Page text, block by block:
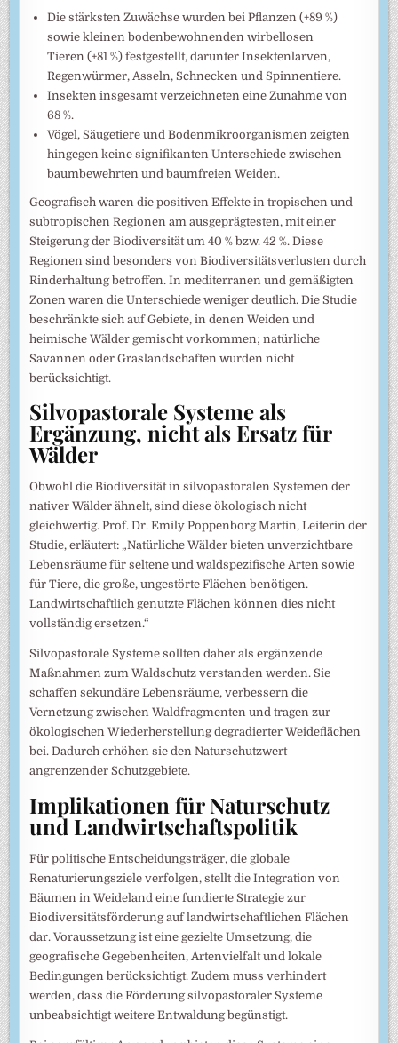
Die stärksten Zuwächse wurden bei Pflanzen (+89 %)
sowie kleinen bodenbewohnenden wirbellosen
Tieren (+81 %) festgestellt, darunter Insektenlarven,
Regenwürmer, Asseln, Schnecken und Spinnentiere.
Insekten insgesamt verzeichneten eine Zunahme von
68 %.
Vögel, Säugetiere und Bodenmikroorganismen zeigten
hingegen keine signifikanten Unterschiede zwischen
baumbewehrten und baumfreien Weiden.
Geografisch waren die positiven Effekte in tropischen und
subtropischen Regionen am ausgeprägtesten, mit einer
Steigerung der Biodiversität um 40 % bzw. 42 %. Diese
Regionen sind besonders von Biodiversitätsverlusten durch
Rinderhaltung betroffen. In mediterranen und gemäßigten
Zonen waren die Unterschiede weniger deutlich. Die Studie
beschränkte sich auf Gebiete, in denen Weiden und
heimische Wälder gemischt vorkommen; natürliche
Savannen oder Graslandschaften wurden nicht
berücksichtigt.
Silvopastorale Systeme als
Ergänzung, nicht als Ersatz für
Wälder
Obwohl die Biodiversität in silvopastoralen Systemen der
nativer Wälder ähnelt, sind diese ökologisch nicht
gleichwertig. Prof. Dr. Emily Poppenborg Martin, Leiterin der
Studie, erläutert: „Natürliche Wälder bieten unverzichtbare
Lebensräume für seltene und waldspezifische Arten sowie
für Tiere, die große, ungestörte Flächen benötigen.
Landwirtschaftlich genutzte Flächen können dies nicht
vollständig ersetzen.“
Silvopastorale Systeme sollten daher als ergänzende
Maßnahmen zum Waldschutz verstanden werden. Sie
schaffen sekundäre Lebensräume, verbessern die
Vernetzung zwischen Waldfragmenten und tragen zur
ökologischen Wiederherstellung degradierter Weideflächen
bei. Dadurch erhöhen sie den Naturschutzwert
angrenzender Schutzgebiete.
Implikationen für Naturschutz
und Landwirtschaftspolitik
Für politische Entscheidungsträger, die globale
Renaturierungsziele verfolgen, stellt die Integration von
Bäumen in Weideland eine fundierte Strategie zur
Biodiversitätsförderung auf landwirtschaftlichen Flächen
dar. Voraussetzung ist eine gezielte Umsetzung, die
geografische Gegebenheiten, Artenvielfalt und lokale
Bedingungen berücksichtigt. Zudem muss verhindert
werden, dass die Förderung silvopastoraler Systeme
unbeabsichtigt weitere Entwaldung begünstigt.